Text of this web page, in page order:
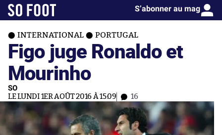
S’abonner au mag
INTERNATIONAL PORTUGAL
Figo juge Ronaldo et
Mourinho
SO
LE LUNDI 1ER AOÛT 2016 À 15:09 16